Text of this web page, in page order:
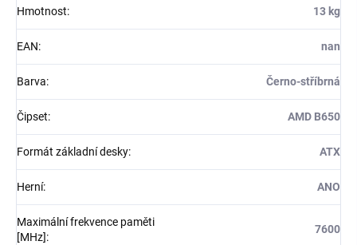
Hmotnost: 13 kg
EAN: nan
Barva: Černo-stříbrná
Čipset: AMD B650
Formát základní desky: ATX
Herní: ANO
Maximální frekvence paměti
[MHz]:
7600